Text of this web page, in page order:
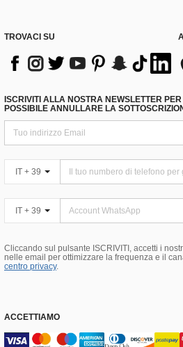
TROVACI SU
ISCRIVITI ALLA NOSTRA NEWSLETTER
POSSIBILE ANNULLARE LA
IT + 39
IT + 39
Cliccando sul pulsante ISCRIVITI, accetti i
nelle email per ottimizzare la frequenza e il
centro privacy.
ACCETTIAMO